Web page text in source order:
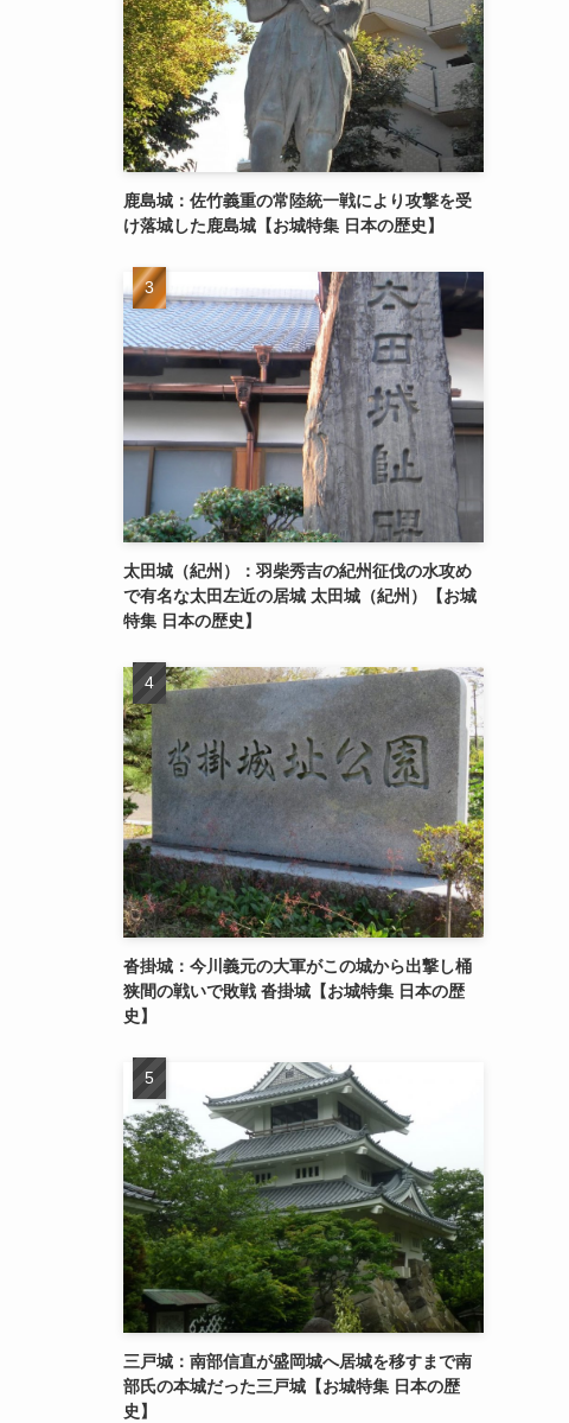
鹿島城：佐竹義重の常陸統一戦により攻撃を受
け落城した鹿島城【お城特集 日本の歴史】
太田城（紀州）：羽柴秀吉の紀州征伐の水攻め
で有名な太田左近の居城 太田城（紀州）【お城
特集 日本の歴史】
沓掛城：今川義元の大軍がこの城から出撃し桶
狭間の戦いで敗戦 沓掛城【お城特集 日本の歴
史】
三戸城：南部信直が盛岡城へ居城を移すまで南
部氏の本城だった三戸城【お城特集 日本の歴
史】